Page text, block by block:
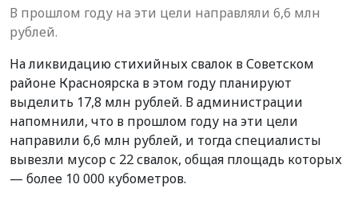
В прошлом году на эти цели направляли 6,6 млн
рублей.
На ликвидацию стихийных свалок в Советском
районе Красноярска в этом году планируют
выделить 17,8 млн рублей. В администрации
напомнили, что в прошлом году на эти цели
направили 6,6 млн рублей, и тогда специалисты
вывезли мусор с 22 свалок, общая площадь которых
— более 10 000 кубометров.